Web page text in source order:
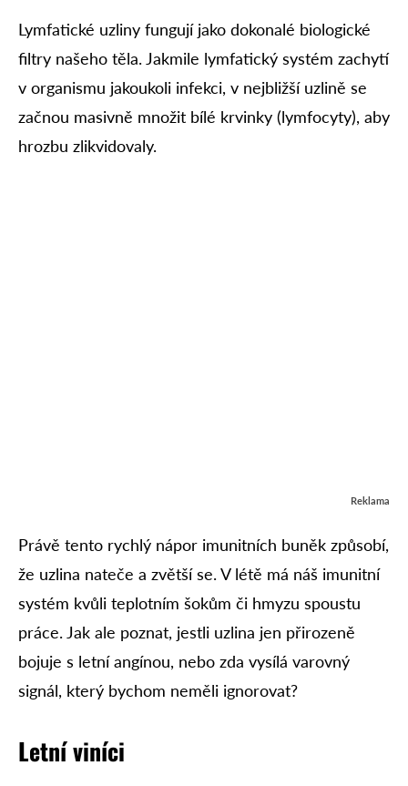
Lymfatické uzliny fungují jako dokonalé biologické
filtry našeho těla. Jakmile lymfatický systém zachytí
v organismu jakoukoli infekci, v nejbližší uzlině se
začnou masivně množit bílé krvinky (lymfocyty), aby
hrozbu zlikvidovaly.
Reklama
Právě tento rychlý nápor imunitních buněk způsobí,
že uzlina nateče a zvětší se. V létě má náš imunitní
systém kvůli teplotním šokům či hmyzu spoustu
práce. Jak ale poznat, jestli uzlina jen přirozeně
bojuje s letní angínou, nebo zda vysílá varovný
signál, který bychom neměli ignorovat?
Letní viníci